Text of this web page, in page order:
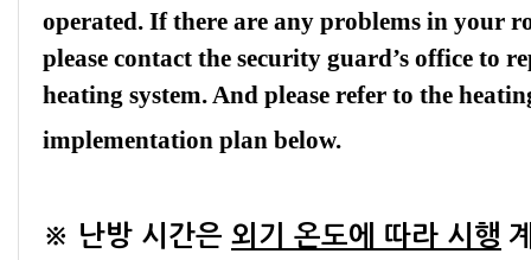
operated. If there are any problems in your
please contact the security guard’s office to
heating system. And please refer to the
implementation plan below.
※ 난방 시간은 외기 온도에 따라 시행